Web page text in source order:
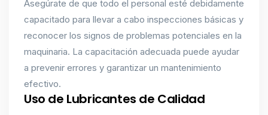
Asegúrate de que todo el personal esté debidamente
capacitado para llevar a cabo inspecciones básicas y
reconocer los signos de problemas potenciales en la
maquinaria. La capacitación adecuada puede ayudar
a prevenir errores y garantizar un mantenimiento
efectivo.
Uso de Lubricantes de Calidad